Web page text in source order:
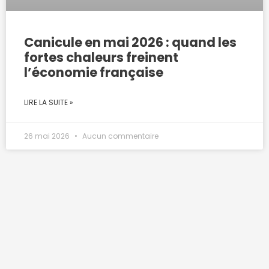
Canicule en mai 2026 : quand les
fortes chaleurs freinent
l’économie française
LIRE LA SUITE »
26 mai 2026 Aucun commentaire